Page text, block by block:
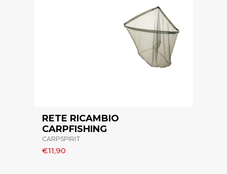
RETE RICAMBIO
CARPFISHING
CARPSPIRIT
€11,90